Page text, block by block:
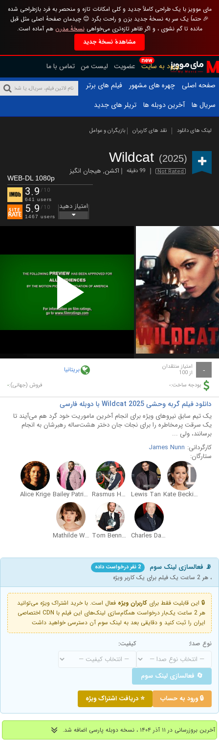
مای موویز با یک طراحی کاملاً جدید و کلی امکانات تازه و منحصر به فرد بازطراحی شده
🎉 حتماً یک سر به نسخهٔ جدید بزن و راحت بگرد 😊 چیدمان صفحهٔ اصلی مثل قبل
مانده تا گم نشوی ، و اگر ظاهر تازه‌تری می‌خواهینسخهٔ مدرن هم آماده است.
مشاهدهٔ نسخهٔ جدید
new
ورود به سایت عضویت لیست من تماس با ما
صفحه اصلی
چهره های مشهور
فیلم های برتر
سریال ها
آخرین دوبله ها تریلر های جدید
لینک های دانلود نقد های کاربران بازیگران و عوامل
Wildcat (2025)
Not Rated 99 دقیقه اکشن, هیجان انگیز
WEB-DL 1080p
3.9 /10
641 users
5.9 /10
1467 users
امتیاز دهید
Play
Video
- امتیاز منتقدان
از 100 بریتانیا
بودجه ساخت:- فروش (جهانی):-
دانلود فیلم گربه وحشی Wildcat 2025 با دوبله فارسی
یک تیم سابق نیروهای ویژه برای انجام آخرین ماموریت خود گرد هم می‌آیند تا
یک سرقت پرمخاطره را برای نجات جان دختر هشت‌ساله رهبرشان به انجام
برسانند، ولی ...
کارگردانی: James Nunn
ستارگان:
Kate Beckinsale
Lewis Tan
Rasmus Hardiker
Bailey Patrick
Alice Krige
Charles Dance
Tom Bennett
Mathilde Warnier
📡 فعالسازی لینک سوم 2 نفر درخواست داده
، هر 2 ساعت یک فیلم برای یک کاربر ویژه
🔒 این قابلیت فقط برای کاربران ویژه فعال است. با خرید اشتراک ویژه می‌توانید
هر 2 ساعت یک‌بار درخواست همگام‌سازی لینک‌های این فیلم با CDN اختصاصی
ایران را ثبت کنید و دقایقی بعد به لینک سوم آن دسترسی خواهید داشت
نوع صدا: کیفیت:
🔄 فعالسازی لینک سوم
🔒 ورود به حساب ⭐ دریافت اشتراک ویژه
آخرین بروزرسانی در ۱۱ آذر ۱۴۰۴ ، نسخه دوبله پارسی اضافه شد.